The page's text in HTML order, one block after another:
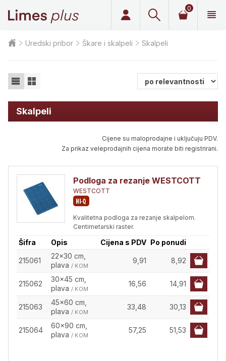
0
Uredski pribor Škare i skalpeli Skalpeli
Skalpeli
Cijene su maloprodajne i uključuju PDV.
Za prikaz veleprodajnih cijena morate biti registrirani.
Podloga za rezanje WESTCOTT
WESTCOTT
Kvalitetna podloga za rezanje skalpelom.
Centimetarski raster.
Šifra Opis Cijena s PDV Po ponudi
215061
22x30 cm,
plava / KOM
9,91 8,92
215062
30x45 cm,
plava / KOM
16,56 14,91
215063
45x60 cm,
plava / KOM
33,48 30,13
215064
60x90 cm,
plava / KOM
57,25 51,53